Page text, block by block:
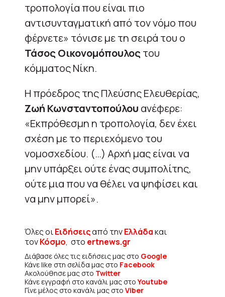
τροπολογία που είναι πιο
αντισυνταγματική από τον νόμο που
φέρνετε» τόνισε με τη σειρά του ο
Τάσος Οικονομόπουλοςτου
κόμματος Νίκη.
Η πρόεδρος της Πλεύσης Ελευθερίας,
Ζωή Κωνσταντοπούλου ανέφερε:
«Εκπρόθεσμη η τροπολογία, δεν έχει
σχέση με το περιεχόμενο του
νομοσχεδίου. (…) Αρχή μας είναι να
μην υπάρξει ούτε ένας συμπολίτης,
ούτε μια που να θέλει να ψηφίσει και
να μην μπορεί».
Όλες οιΕιδήσειςαπό τηνΕλλάδακαι
τονΚόσμο, στο ertnews.gr
Διάβασε όλες τις ειδήσεις μας στο Google
Κάνε like στη σελίδα μας στο Facebook
Ακολούθησε μας στο Twitter
Κάνε εγγραφή στο κανάλι μας στοYoutube
Γίνε μέλος στο κανάλι μας στο Viber